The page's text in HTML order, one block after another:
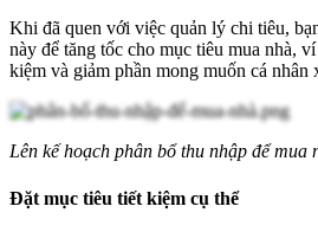
Khi đã quen với việc quản lý chi tiêu,
này để tăng tốc cho mục tiêu mua nhà,
kiệm và giảm phần mong muốn cá nhân
Lên kế hoạch phân bổ thu nhập để mua
Đặt mục tiêu tiết kiệm cụ thể